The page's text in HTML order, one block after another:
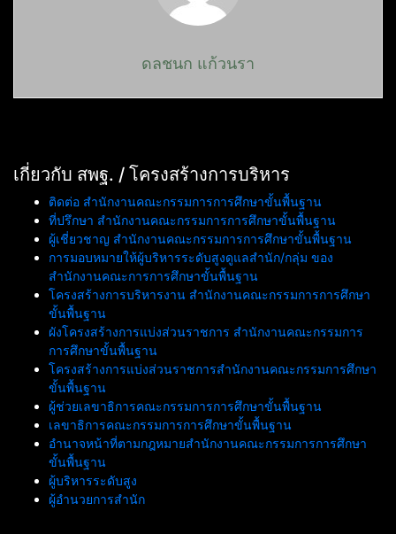
ดลชนก แก้วนรา
เกี่ยวกับ สพฐ. / โครงสร้างการบริหาร
ติดต่อ สำนักงานคณะกรรมการการศึกษาขั้นพื้นฐาน
ที่ปรึกษา สำนักงานคณะกรรมการการศึกษาขั้นพื้นฐาน
ผู้เชี่ยวชาญ สำนักงานคณะกรรมการการศึกษาขั้นพื้นฐาน
การมอบหมายให้ผู้บริหารระดับสูงดูแลสำนัก/กลุ่ม ของ
สำนักงานคณะการการศึกษาขั้นพื้นฐาน
โครงสร้างการบริหารงาน สำนักงานคณะกรรมการการศึกษา
ขั้นพื้นฐาน
ผังโครงสร้างการแบ่งส่วนราชการ สำนักงานคณะกรรมการ
การศึกษาขั้นพื้นฐาน
โครงสร้างการแบ่งส่วนราชการสำนักงานคณะกรรมการศึกษา
ขั้นพื้นฐาน
ผู้ช่วยเลขาธิการคณะกรรมการการศึกษาขั้นพื้นฐาน
เลขาธิการคณะกรรมการการศึกษาขั้นพื้นฐาน
อำนาจหน้าที่ตามกฎหมายสำนักงานคณะกรรมการการศึกษา
ขั้นพื้นฐาน
ผู้บริหารระดับสูง
ผู้อำนวยการสำนัก